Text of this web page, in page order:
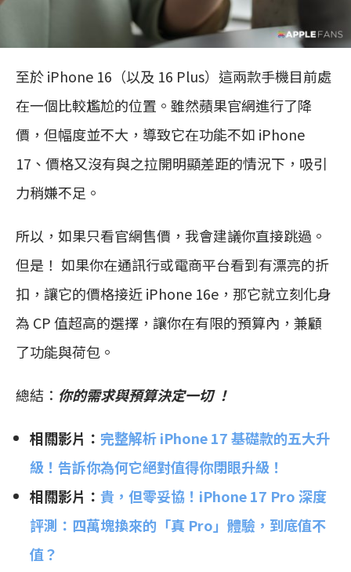
至於 iPhone 16（以及 16 Plus）這兩款手機目前處
在一個比較尷尬的位置。雖然蘋果官網進行了降
價，但幅度並不大，導致它在功能不如 iPhone
17、價格又沒有與之拉開明顯差距的情況下，吸引
力稍嫌不足。
所以，如果只看官網售價，我會建議你直接跳過。
但是！ 如果你在通訊行或電商平台看到有漂亮的折
扣，讓它的價格接近 iPhone 16e，那它就立刻化身
為 CP 值超高的選擇，讓你在有限的預算內，兼顧
了功能與荷包。
總結： 你的需求與預算決定一切 ！
相關影片： 完整解析 iPhone 17 基礎款的五大升
級！告訴你為何它絕對值得你閉眼升級！
相關影片： 貴，但零妥協！iPhone 17 Pro 深度
評測：四萬塊換來的「真 Pro」體驗，到底值不
值？